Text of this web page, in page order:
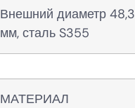
Внешний диаметр 48,3
мм, сталь S355
МАТЕРИАЛ